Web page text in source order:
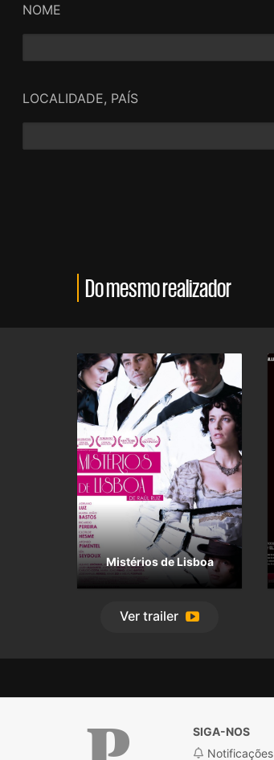
NOME
LOCALIDADE, PAÍS
Do mesmo realizador
Mistérios de Lisboa
Ver trailer
SIGA-NOS
Notificações